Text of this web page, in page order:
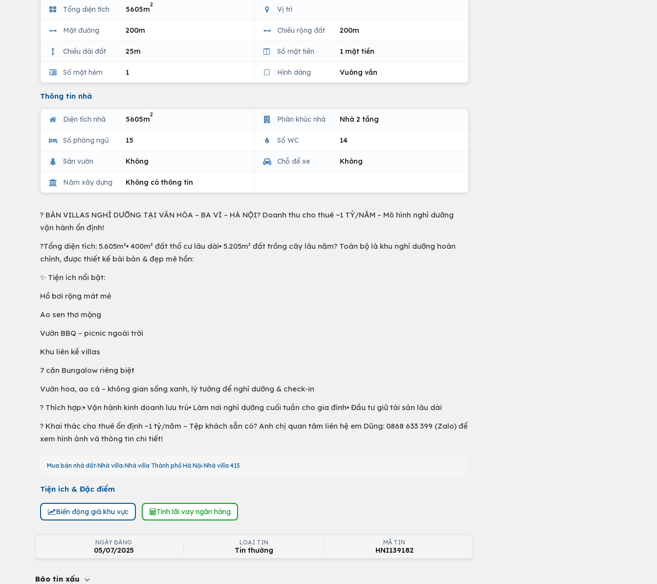
Tổng diện tích 5605m
2
Vị trí
Mặt đường 200m Chiều rộng đất 200m
Chiều dài đất 25m Số mặt tiền 1 mặt tiền
Số mặt hẻm 1 Hình dáng Vuông vắn
Thông tin nhà
Diện tích nhà 5605m
2
Phân khúc nhà Nhà 2 tầng
Số phòng ngủ 15 Số WC 14
Sân vườn Không Chỗ để xe Không
Năm xây dựng Không có thông tin
? BÁN VILLAS NGHỈ DƯỠNG TẠI VÂN HÒA – BA VÌ – HÀ NỘI? Doanh thu cho thuê ~1 TỶ/NĂM – Mô hình nghỉ dưỡng
vận hành ổn định!
?Tổng diện tích: 5.605m²▪️ 400m² đất thổ cư lâu dài▪️ 5.205m² đất trồng cây lâu năm? Toàn bộ là khu nghỉ dưỡng hoàn
chỉnh, được thiết kế bài bản & đẹp mê hồn:
✨ Tiện ích nổi bật:
Hồ bơi rộng mát mẻ
Ao sen thơ mộng
Vườn BBQ – picnic ngoài trời
Khu liên kề villas
7 căn Bungalow riêng biệt
Vườn hoa, ao cá – không gian sống xanh, lý tưởng để nghỉ dưỡng & check-in
? Thích hợp:▪️ Vận hành kinh doanh lưu trú▪️ Làm nơi nghỉ dưỡng cuối tuần cho gia đình▪️ Đầu tư giữ tài sản lâu dài
? Khai thác cho thuê ổn định ~1 tỷ/năm – Tệp khách sẵn có? Anh chị quan tâm liên hệ em Dũng: 0868 633 399 (Zalo) để
xem hình ảnh và thông tin chi tiết!
Mua bán nhà đất Nhà villa Nhà villa Thành phố Hà Nội Nhà villa 415
Tiện ích & Đặc điểm
Biến động giá khu vực Tính lãi vay ngân hàng
NGÀY ĐĂNG
05/07/2025
LOẠI TIN
Tin thường
MÃ TIN
HNI139182
Báo tin xấu